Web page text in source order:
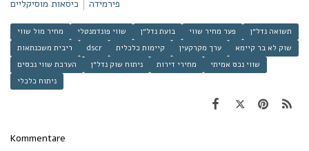
פירמידה
כיסאות מוסיקליים
מחיר מול שווי שווי פונדמנטלי בועת נדל״ן פער מחיר שווי
תשואה נדל״ן
ריבית משכנתאות
dscr קיימות כלכלית ערך מקרקעין
שוק לא בר קיימא
הערכת שווי נכסים
ניתוח שוק נדל״ן מחירי דירות
שווי נכס אמיתי
ניתוח כלכלי
Kommentare